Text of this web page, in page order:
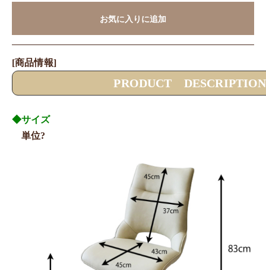
お気に入りに追加
[商品情報]
PRODUCT DESCRIPTION
◆サイズ
単位?